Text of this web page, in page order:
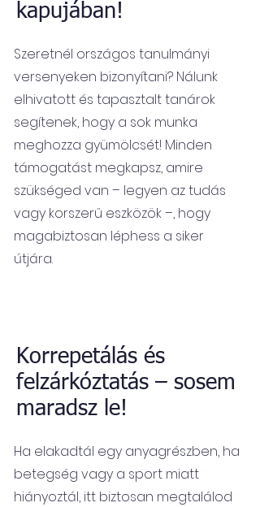
kapujában!
Szeretnél országos tanulmányi
versenyeken bizonyítani? Nálunk
elhivatott és tapasztalt tanárok
segítenek, hogy a sok munka
meghozza gyümölcsét! Minden
támogatást megkapsz, amire
szükséged van – legyen az tudás
vagy korszerű eszközök –, hogy
magabiztosan léphess a siker
útjára.
Korrepetálás és
felzárkóztatás – sosem
maradsz le!
Ha elakadtál egy anyagrészben, ha
betegség vagy a sport miatt
hiányoztál, itt biztosan megtalálod